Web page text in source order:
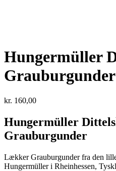
Hungermüller
Grauburgunder
kr. 160,00
Hungermüller
Grauburgunder
Lækker Grauburgunder fra den
Hungermüller i Rheinhessen,